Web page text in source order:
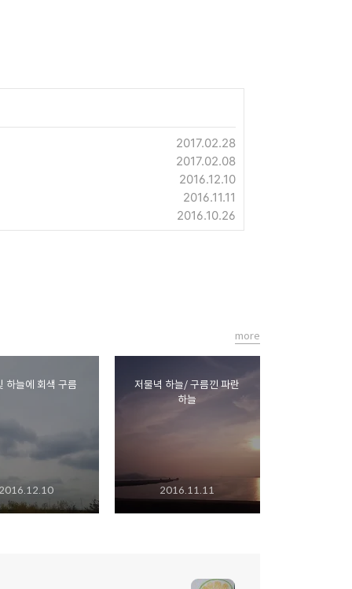
2017.02.28
2017.02.08
2016.12.10
2016.11.11
2016.10.26
하늘에 회색 구름
저물녁 하늘/ 구름낀 파란
하늘
2016.11.11
more